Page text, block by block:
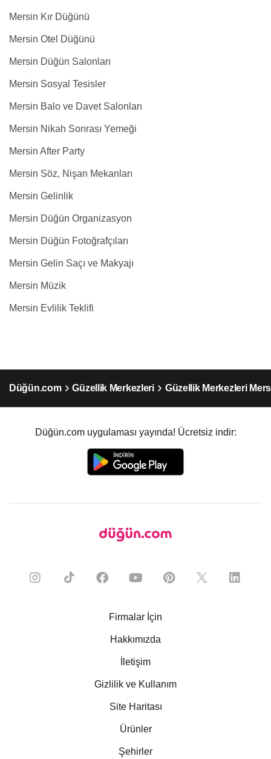
Mersin Kır Düğünü
Mersin Otel Düğünü
Mersin Düğün Salonları
Mersin Sosyal Tesisler
Mersin Balo ve Davet Salonları
Mersin Nikah Sonrası Yemeği
Mersin After Party
Mersin Söz, Nişan Mekanları
Mersin Gelinlik
Mersin Düğün Organizasyon
Mersin Düğün Fotoğrafçıları
Mersin Gelin Saçı ve Makyajı
Mersin Müzik
Mersin Evlilik Teklifi
Düğün.com Güzellik Merkezleri Güzellik Merkezleri
Düğün.com uygulaması yayında! Ücretsiz indir:
Firmalar İçin
Hakkımızda
İletişim
Gizlilik ve Kullanım
Site Haritası
Ürünler
Şehirler